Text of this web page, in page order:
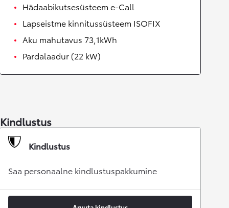
Hädaabikutsesüsteem e-Call
Lapseistme kinnitussüsteem ISOFIX
Aku mahutavus 73,1kWh
Pardalaadur (22 kW)
Kindlustus
Kindlustus
Saa personaalne kindlustuspakkumine